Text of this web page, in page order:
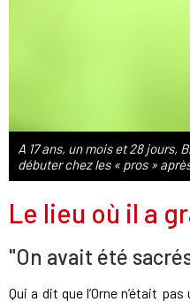
A 17 ans, un mois et 28 jours,
débuter chez les « pros »
Le lieu où il a
"On avait été
Qui a dit que l’Orne n’était